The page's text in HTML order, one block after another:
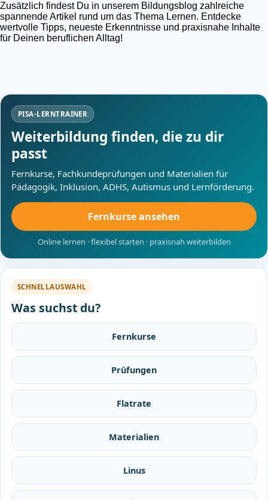
Zusätzlich findest Du in unserem Bildungsblog zahlreiche
spannende Artikel rund um das Thema Lernen. Entdecke
wertvolle Tipps, neueste Erkenntnisse und praxisnahe Inhalte
für Deinen beruflichen Alltag!
PISA-LERNTRAINER
Weiterbildung finden, die zu dir
passt
Fernkurse, Fachkundeprüfungen und Materialien für
Pädagogik, Inklusion, ADHS, Autismus und Lernförderung.
Fernkurse ansehen
Online lernen · flexibel starten · praxisnah weiterbilden
SCHNELLAUSWAHL
Was suchst du?
Fernkurse
Prüfungen
Flatrate
Materialien
Linus